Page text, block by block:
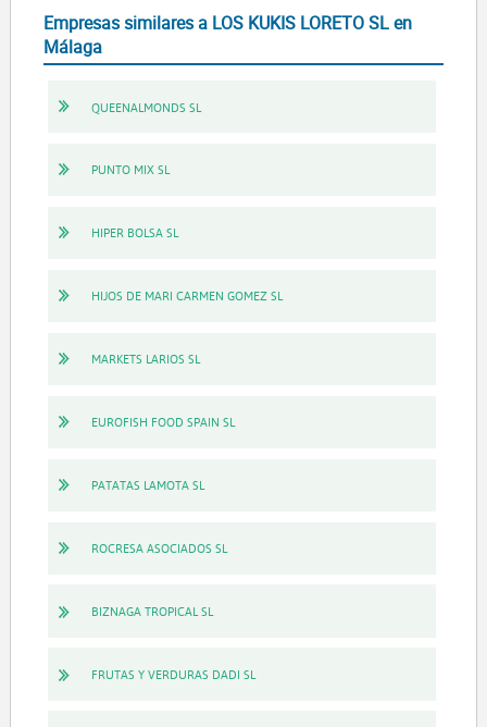
Empresas similares a LOS KUKIS LORETO SL en
Málaga
QUEENALMONDS SL
PUNTO MIX SL
HIPER BOLSA SL
HIJOS DE MARI CARMEN GOMEZ SL
MARKETS LARIOS SL
EUROFISH FOOD SPAIN SL
PATATAS LAMOTA SL
ROCRESA ASOCIADOS SL
BIZNAGA TROPICAL SL
FRUTAS Y VERDURAS DADI SL